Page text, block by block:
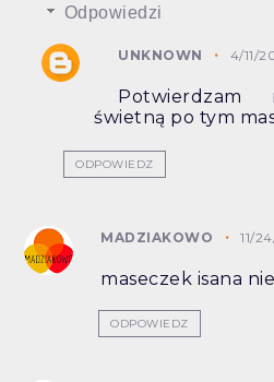
Odpowiedzi
UNKNOWN 4/11/
świetną po tym
ODPOWIEDZ
MADZIAKOWO 11/
maseczek isana
ODPOWIEDZ